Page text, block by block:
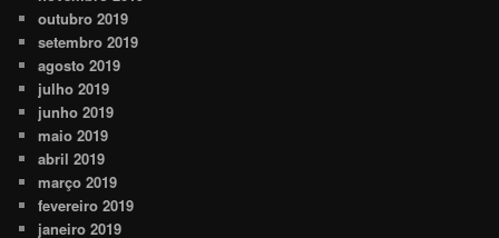
outubro 2019
setembro 2019
agosto 2019
julho 2019
junho 2019
maio 2019
abril 2019
março 2019
fevereiro 2019
janeiro 2019